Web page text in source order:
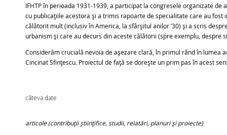
IFHTP în perioada 1931-1939, a participat la congresele organizate
cu publicațiile acestora și a trimis rapoarte de specialitate care au fost
călătorit mult (inclusiv în America, la sfârșitul anilor ’30) și a scris
urbanism și care au decurs din aceste călătorii (spre exemplu, despre
Considerăm crucială nevoia de așezare clară, în primul rând în lumea
Cincinat Sfințescu. Proiectul de față se dorește un prim pas în acest
câteva date
articole (contribuții științifice, studii, relatări, planuri și proiecte)